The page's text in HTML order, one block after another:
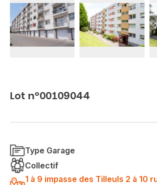
Lot n°00109044
Type Garage
Collectif
1 à 9 impasse des Tilleuls 2 à 10